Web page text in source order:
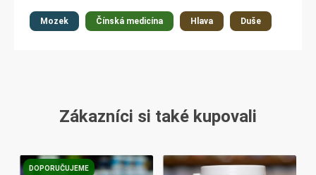
Mozek Čínská medicína Hlava Duše
Zákazníci si také kupovali
DOPORUČUJEME